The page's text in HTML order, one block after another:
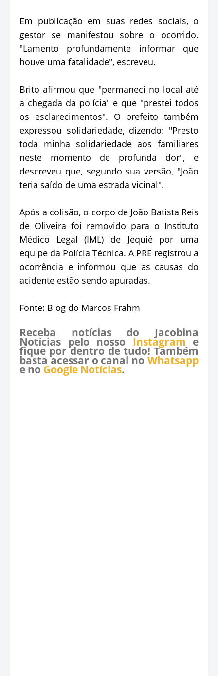
Em publicação em suas redes sociais, o
gestor se manifestou sobre o ocorrido.
"Lamento profundamente informar que
houve uma fatalidade", escreveu.
Brito afirmou que "permaneci no local até
a chegada da polícia" e que "prestei todos
os esclarecimentos". O prefeito também
expressou solidariedade, dizendo: "Presto
toda minha solidariedade aos familiares
neste momento de profunda dor", e
descreveu que, segundo sua versão, "João
teria saído de uma estrada vicinal".
Após a colisão, o corpo de João Batista Reis
de Oliveira foi removido para o Instituto
Médico Legal (IML) de Jequié por uma
equipe da Polícia Técnica. A PRE registrou a
ocorrência e informou que as causas do
acidente estão sendo apuradas.
Fonte: Blog do Marcos Frahm
Receba notícias do Jacobina
Notícias pelo nosso Instagram e
fique por dentro de tudo! Também
basta acessar o canal no Whatsapp
e no Google Notícias.